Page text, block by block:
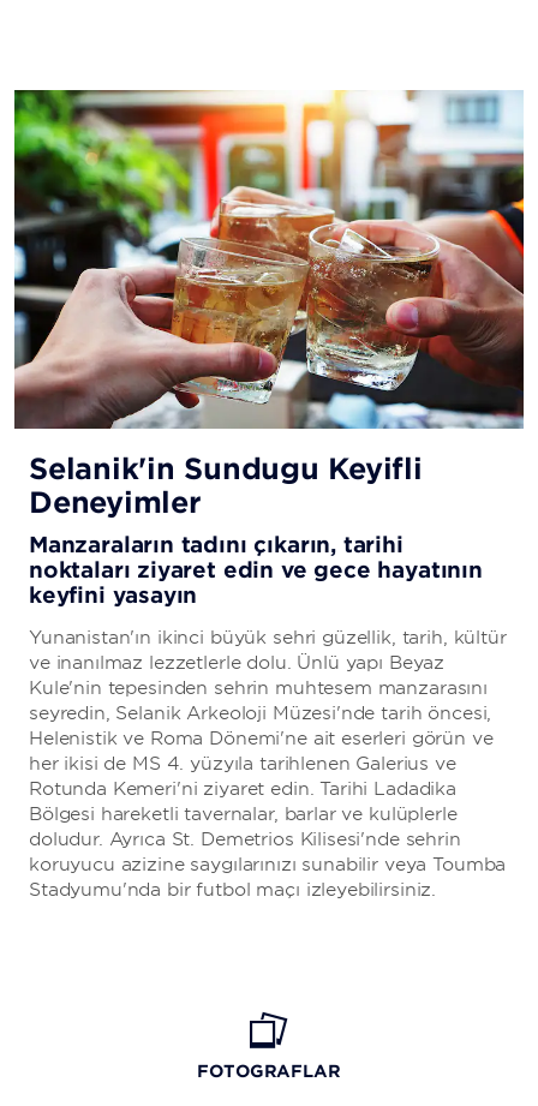
Selanik'in Sunduğu Keyifli
Deneyimler
Manzaraların tadını çıkarın, tarihi
noktaları ziyaret edin ve gece hayatının
keyfini yaşayın
Yunanistan'ın ikinci büyük şehri güzellik, tarih, kültür
ve inanılmaz lezzetlerle dolu. Ünlü yapı Beyaz
Kule'nin tepesinden şehrin muhteşem manzarasını
seyredin, Selanik Arkeoloji Müzesi'nde tarih öncesi,
Helenistik ve Roma Dönemi'ne ait eserleri görün ve
her ikisi de MS 4. yüzyıla tarihlenen Galerius ve
Rotunda Kemeri'ni ziyaret edin. Tarihi Ladadika
Bölgesi hareketli tavernalar, barlar ve kulüplerle
doludur. Ayrıca St. Demetrios Kilisesi'nde şehrin
koruyucu azizine saygılarınızı sunabilir veya Toumba
Stadyumu'nda bir futbol maçı izleyebilirsiniz.
FOTOĞRAFLAR